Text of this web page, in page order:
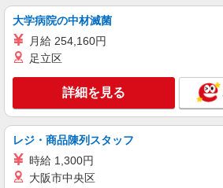
大学病院の中材滅菌
月給 254,160円
足立区
詳細を見る
レジ・商品陳列スタッフ
時給 1,300円
大阪市中央区